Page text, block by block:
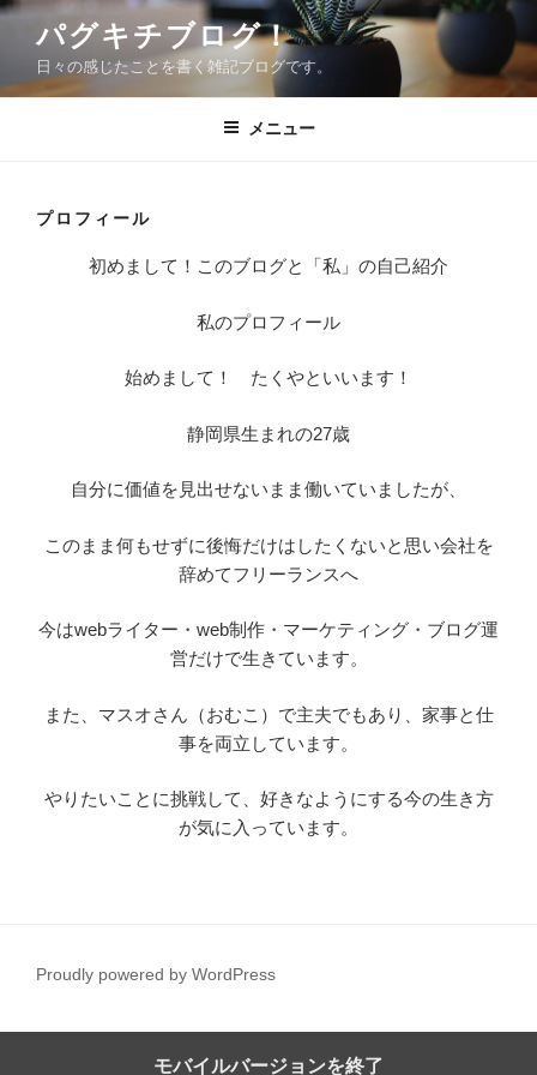
コ
ン
パグキチブログ！
日々の感じたことを書く雑記ブログです。
メニュー
プロフィール
初めまして！このブログと「私」の自己紹介
私のプロフィール
始めまして！ たくやといいます！
静岡県生まれの27歳
自分に価値を見出せないまま働いていましたが、
このまま何もせずに後悔だけはしたくないと思い会社を
辞めてフリーランスへ
今はwebライター・web制作・マーケティング・ブログ運
営だけで生きています。
また、マスオさん（おむこ）で主夫でもあり、家事と仕
事を両立しています。
やりたいことに挑戦して、好きなようにする今の生き方
が気に入っています。
Proudly powered by WordPress
モバイルバージョンを終了